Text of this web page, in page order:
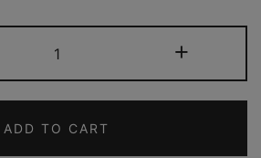
BLANDA
LAZO
AZUL
+
ADD TO CART